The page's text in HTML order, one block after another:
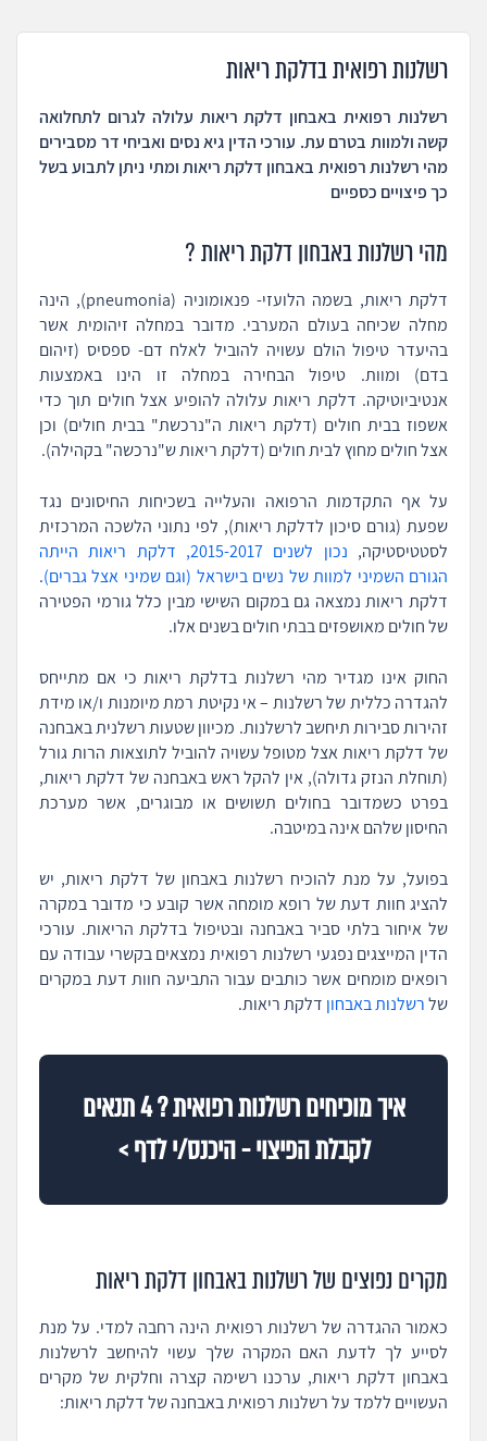
רשלנות רפואית בדלקת ריאות
רשלנות רפואית באבחון דלקת ריאות עלולה לגרום לתחלואה
קשה ולמוות בטרם עת. עורכי הדין גיא נסים ואביחי דר מסבירים
מהי רשלנות רפואית באבחון דלקת ריאות ומתי ניתן לתבוע בשל
כך פיצויים כספיים
מהי רשלנות באבחון דלקת ריאות ?
דלקת ריאות, בשמה הלועזי- פנאומוניה (pneumonia), הינה
מחלה שכיחה בעולם המערבי. מדובר במחלה זיהומית אשר
בהיעדר טיפול הולם עשויה להוביל לאלח דם- ספסיס (זיהום
בדם) ומוות. טיפול הבחירה במחלה זו הינו באמצעות
אנטיביוטיקה. דלקת ריאות עלולה להופיע אצל חולים תוך כדי
אשפוז בבית חולים (דלקת ריאות ה"נרכשת" בבית חולים) וכן
אצל חולים מחוץ לבית חולים (דלקת ריאות ש"נרכשה" בקהילה).
על אף התקדמות הרפואה והעלייה בשכיחות החיסונים נגד
שפעת (גורם סיכון לדלקת ריאות), לפי נתוני הלשכה המרכזית
לסטטיסטיקה,
נכון לשנים 2015-2017, דלקת ריאות הייתה
הגורם השמיני למוות של נשים בישראל (וגם שמיני אצל גברים).
דלקת ריאות נמצאה גם במקום השישי מבין כלל גורמי הפטירה
של חולים מאושפזים בבתי חולים בשנים אלו.
החוק אינו מגדיר מהי רשלנות בדלקת ריאות כי אם מתייחס
להגדרה כללית של רשלנות – אי נקיטת רמת מיומנות ו/או מידת
זהירות סבירות תיחשב לרשלנות. מכיוון שטעות רשלנית באבחנה
של דלקת ריאות אצל מטופל עשויה להוביל לתוצאות הרות גורל
(תוחלת הנזק גדולה), אין להקל ראש באבחנה של דלקת ריאות,
בפרט כשמדובר בחולים תשושים או מבוגרים, אשר מערכת
החיסון שלהם אינה במיטבה.
בפועל, על מנת להוכיח רשלנות באבחון של דלקת ריאות, יש
להציג חוות דעת של רופא מומחה אשר קובע כי מדובר במקרה
של איחור בלתי סביר באבחנה ובטיפול בדלקת הריאות. עורכי
הדין המייצגים נפגעי רשלנות רפואית נמצאים בקשרי עבודה עם
רופאים מומחים אשר כותבים עבור התביעה חוות דעת במקרים
שלרשלנות באבחון דלקת ריאות.
איך מוכיחים רשלנות רפואית ? 4 תנאים
לקבלת הפיצוי - היכנס/י לדף >
מקרים נפוצים של רשלנות באבחון דלקת ריאות
כאמור ההגדרה של רשלנות רפואית הינה רחבה למדי. על מנת
לסייע לך לדעת האם המקרה שלך עשוי להיחשב לרשלנות
באבחון דלקת ריאות, ערכנו רשימה קצרה וחלקית של מקרים
העשויים ללמד על רשלנות רפואית באבחנה של דלקת ריאות: